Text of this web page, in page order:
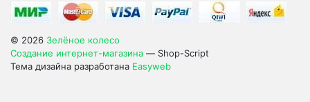
© 2026 Зелёное колесо
Создание интернет-магазина — Shop-Script
Тема дизайна разработана Easyweb